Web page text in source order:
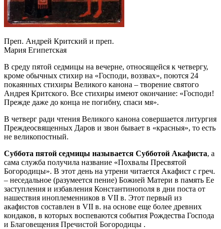
Преп. Андрей Критский и преп.
Мария Египетская
В среду пятой седмицы на вечерне, относящейся к четвергу,
кроме обычных стихир на «Господи, воззвах», поются 24
покаянных стихиры Великого канона – творение святого
Андрея Критского. Все стихиры имеют окончание: «Господи!
Прежде даже до конца не погибну, спаси мя».
В четверг ради чтения Великого канона совершается литургия
Преждеосвященных Даров и звон бывает в «красныя», то есть
не великопостный.
Суббота пятой седмицы называется Субботой Акафиста, а
сама служба получила название «Похвалы Пресвятой
Богородицы». В этот день на утрени читается Акафист с греч.
– неседальное (разумеется пение) Божией Матери в память Ее
заступления и избавления Константинополя в дни поста от
нашествия иноплеменников в VII в. Этот первый из
акафистов составлен в VII в. на основе еще более древних
кондаков, в которых воспеваются события Рождества Господа
и Благовещения Пречистой Богородицы .